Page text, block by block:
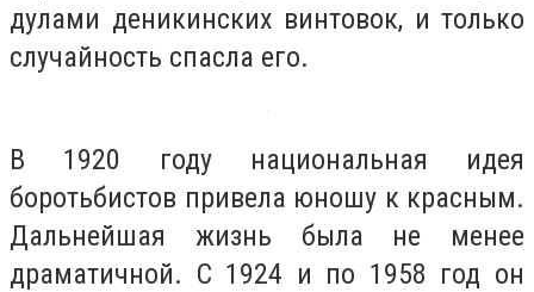
дулами деникинских винтовок, и только
случайность спасла его.
В 1920 году национальная идея
боротьбистов привела юношу к красным.
Дальнейшая жизнь была не менее
драматичной. С 1924 и по 1958 год он